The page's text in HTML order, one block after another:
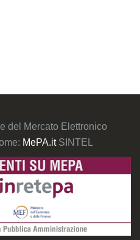
del Mercato Elettronico
MePA.it SINTEL